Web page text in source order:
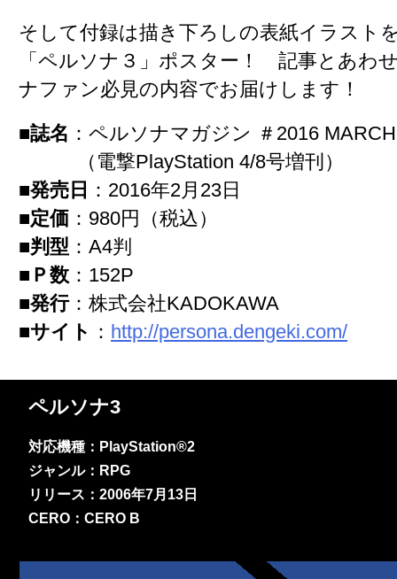
そして付録は描き下ろしの表紙イラスト
「ペルソナ３」ポスター！ 記事とあわ
ナファン必見の内容でお届けします！
■誌名 ：ペルソナマガジン ＃2016
（電撃PlayStation 4/8号増刊）
■発売日 ：2016年2月23日
■定価 ：980円（税込）
■判型 ：A4判
■Ｐ数 ：152P
■発行：株式会社KADOKAWA
■サイト ： http://persona.dengeki.com/
ペルソナ3
対応機種：PlayStation®2
ジャンル：RPG
リリース：2006年7月13日
CERO：CERO B